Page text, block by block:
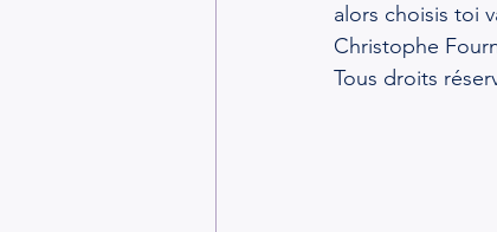
alors choisis toi
Christophe
Tous droits